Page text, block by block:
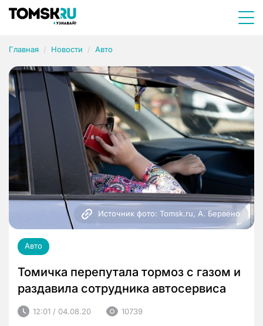
Главная Новости Авто
Источник фото: Tomsk.ru, А. Бервено
Авто
Томичка перепутала тормоз с газом и
раздавила сотрудника автосервиса
12:01 / 04.08.20 10739